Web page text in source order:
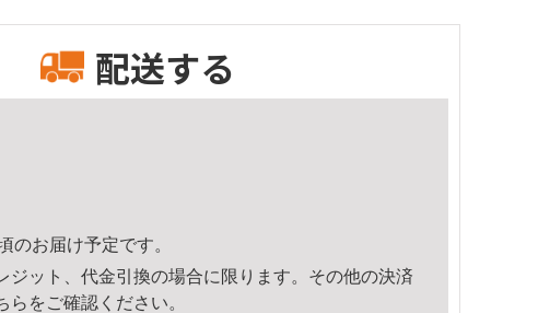
配送する
のお届け予定です。
ジット、代金引換の場合に限ります。その他の決済
ら をご確認ください。